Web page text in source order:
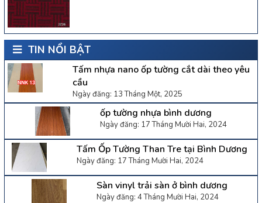
TIN NỔI BẬT
Tấm nhựa nano ốp tường cắt dài theo yêu
cầu
Ngày đăng: 13 Tháng Một, 2025
ốp tường nhựa bình dương
Ngày đăng: 17 Tháng Mười Hai, 2024
Tấm Ốp Tường Than Tre tại Bình Dương
Ngày đăng: 17 Tháng Mười Hai, 2024
Sàn vinyl trải sàn ở bình dương
Ngày đăng: 4 Tháng Mười Hai, 2024